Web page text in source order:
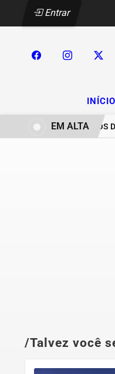
Entrar
INÍCIO
CHACAREIROS
EM ALTA
/Talvez você